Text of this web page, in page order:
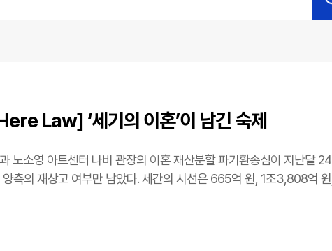
Law] ‘세기의 이혼’이 남긴 숙제
노소영 아트센터 나비 관장의 이혼 재산분할 파기환송심이 지난달
측의 재상고 여부만 남았다. 세간의 시선은 665억 원, 1조3,808억